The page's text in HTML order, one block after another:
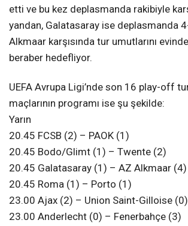
etti ve bu kez deplasmanda rakibiyle
yandan, Galatasaray ise deplasmanda
Alkmaar karşısında tur umutlarını
beraber hedefliyor.
UEFA Avrupa Ligi’nde son 16 play-off
maçlarının programı ise şu şekilde:
Yarın
20.45 FCSB (2) – PAOK (1)
20.45 Bodo/Glimt (1) – Twente (2)
20.45 Galatasaray (1) – AZ Alkmaar (4)
20.45 Roma (1) – Porto (1)
23.00 Ajax (2) – Union Saint-Gilloise (0)
23.00 Anderlecht (0) – Fenerbahçe (3)